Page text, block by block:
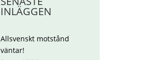
INLÄGGEN
Allsvenskt motstånd
väntar!